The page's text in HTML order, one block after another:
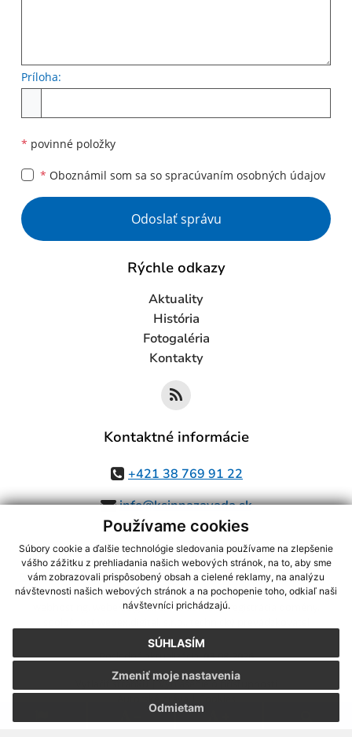
Používame cookies
Súbory cookie a ďalšie technológie sledovania používame na zlepšenie
vášho zážitku z prehliadania našich webových stránok, na to, aby sme
vám zobrazovali prispôsobený obsah a cielené reklamy, na analýzu
návštevnosti našich webových stránok a na pochopenie toho, odkiaľ naši
návštevníci prichádzajú.
SÚHLASÍM
Odmietam
Zmeniť moje nastavenia
Príloha:
* povinné položky
* Oboznámil som sa so spracúvaním osobných údajov
Google reCaptcha Response
Odoslať správu
Rýchle odkazy
Aktuality
História
Fotogaléria
Kontakty
Kontaktné informácie
+421 38 769 91 22
info@ksinnazavada.sk
využite možnosť získavania aktuálnych informácií s využitím RSS
CMS systém (redakčný) systém ECHELON 2,Mapa stránok,web portál
webex.digital, s.r.o.,domény,registrácia domény
Posledná aktualizácia:03.08.2026
Vytlačiť stránku|Vyhlásenie o prístupnosti